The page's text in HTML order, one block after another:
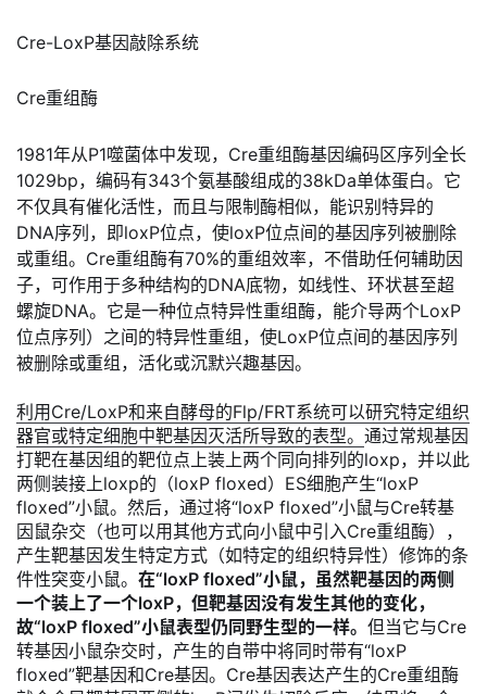
Cre-LoxP基因敲除系统
Cre重组酶
1981年从P1噬菌体中发现，Cre重组酶基因编码区序列全长
1029bp，编码有343个氨基酸组成的38kDa单体蛋白。它
不仅具有催化活性，而且与限制酶相似，能识别特异的
DNA序列，即loxP位点，使loxP位点间的基因序列被删除
或重组。Cre重组酶有70%的重组效率，不借助任何辅助因
子，可作用于多种结构的DNA底物，如线性、环状甚至超
螺旋DNA。它是一种位点特异性重组酶，能介导两个LoxP
位点序列）之间的特异性重组，使LoxP位点间的基因序列
被删除或重组，活化或沉默兴趣基因。
利用Cre/LoxP和来自酵母的Flp/FRT系统可以研究特定组织
器官或特定细胞中靶基因灭活所导致的表型。 通过常规基因
打靶在基因组的靶位点上装上两个同向排列的loxp，并以此
两侧装接上loxp的（loxP floxed）ES细胞产生“loxP
floxed”小鼠。然后，通过将“loxP floxed”小鼠与Cre转基
因鼠杂交（也可以用其他方式向小鼠中引入Cre重组酶），
产生靶基因发生特定方式（如特定的组织特异性）修饰的条
件性突变小鼠。 在“loxP floxed”小鼠，虽然靶基因的两侧
一个装上了一个loxP，但靶基因没有发生其他的变化，
故“loxP floxed”小鼠表型仍同野生型的一样。 但当它与Cre
转基因小鼠杂交时，产生的自带中将同时带有“loxP
floxed”靶基因和Cre基因。Cre基因表达产生的Cre重组酶